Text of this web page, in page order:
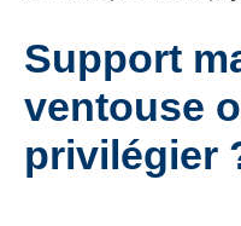
Support
ventouse
privilégier